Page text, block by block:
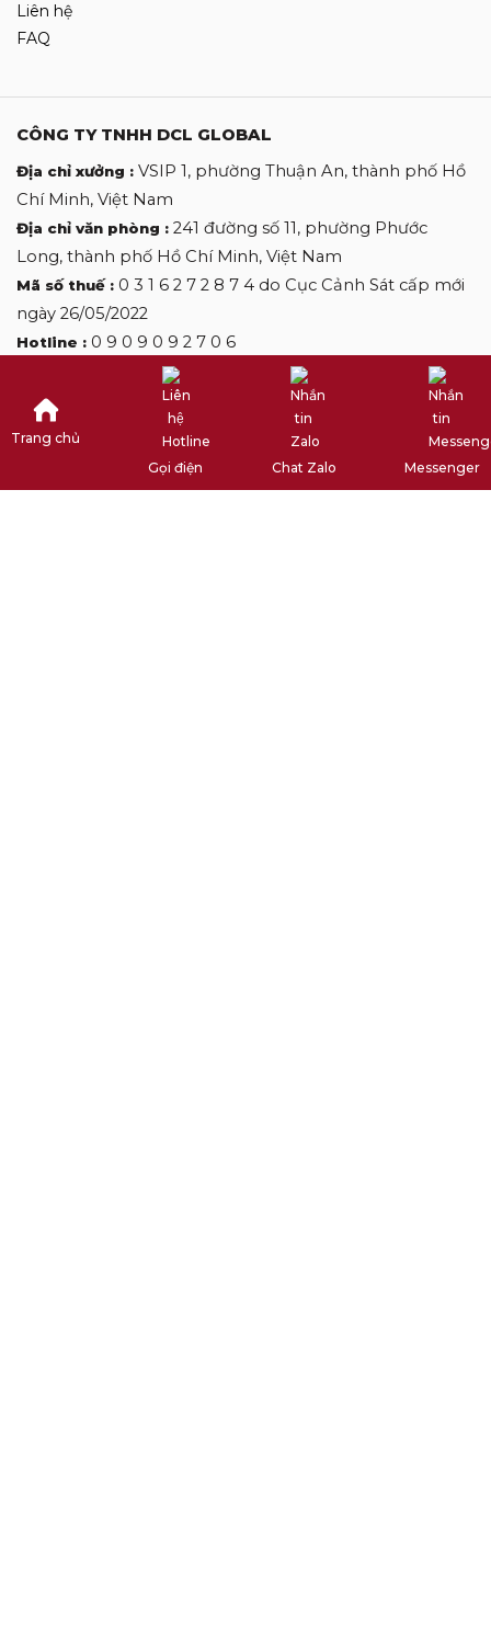
Liên hệ
FAQ
CÔNG TY TNHH DCL GLOBAL
Địa chỉ xưởng : VSIP 1, phường Thuận An, thành phố Hồ
Chí Minh, Việt Nam
Địa chỉ văn phòng : 241 đường số 11, phường Phước
Long, thành phố Hồ Chí Minh, Việt Nam
Mã số thuế : 0 3 1 6 2 7 2 8 7 4 do Cục Cảnh Sát cấp mới
ngày 26/05/2022
Hotline : 0 9 0 9 0 9 2 7 0 6
desclothinglabels@gmail.com
Trang chủ
Gọi điện
Chat Zalo Messenger